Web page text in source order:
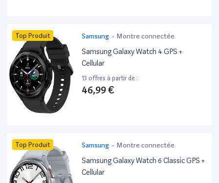
Top Produit Samsung - Montre connectée
Samsung Galaxy Watch 4 GPS +
Cellular
13 offres à partir de :
46,99 €
Top Produit Samsung - Montre connectée
Samsung Galaxy Watch 6 Classic GPS +
Cellular